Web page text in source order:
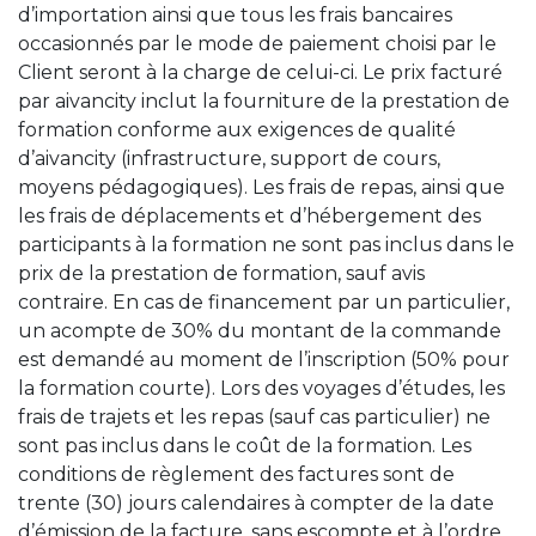
d’importation ainsi que tous les frais bancaires
occasionnés par le mode de paiement choisi par le
Client seront à la charge de celui-ci. Le prix facturé
par aivancity inclut la fourniture de la prestation de
formation conforme aux exigences de qualité
d’aivancity (infrastructure, support de cours,
moyens pédagogiques). Les frais de repas, ainsi que
les frais de déplacements et d’hébergement des
participants à la formation ne sont pas inclus dans le
prix de la prestation de formation, sauf avis
contraire. En cas de financement par un particulier,
un acompte de 30% du montant de la commande
est demandé au moment de l’inscription (50% pour
la formation courte). Lors des voyages d’études, les
frais de trajets et les repas (sauf cas particulier) ne
sont pas inclus dans le coût de la formation. Les
conditions de règlement des factures sont de
trente (30) jours calendaires à compter de la date